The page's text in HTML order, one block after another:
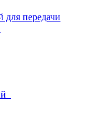
передачи